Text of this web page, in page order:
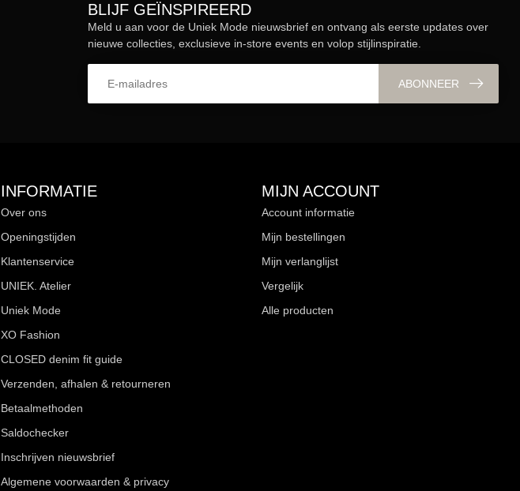
BLIJF GEÏNSPIREERD
Meld u aan voor de Uniek Mode nieuwsbrief en ontvang als eerste updates over
nieuwe collecties, exclusieve in-store events en volop stijlinspiratie.
ABONNEER
INFORMATIE
Over ons
Openingstijden
Klantenservice
UNIEK. Atelier
Uniek Mode
XO Fashion
CLOSED denim fit guide
Verzenden, afhalen & retourneren
Betaalmethoden
Saldochecker
Inschrijven nieuwsbrief
Algemene voorwaarden & privacy
MIJN ACCOUNT
Account informatie
Mijn bestellingen
Mijn verlanglijst
Vergelijk
Alle producten